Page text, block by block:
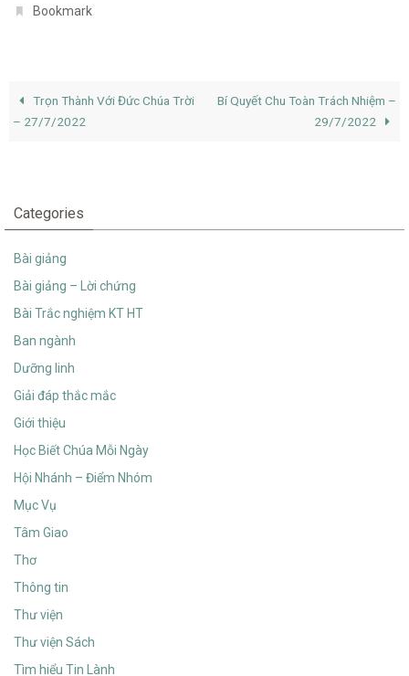
Bookmark
Trọn Thành Với Đức Chúa Trời
– 27/7/2022
Bí Quyết Chu Toàn Trách Nhiệm –
29/7/2022
Categories
Bài giảng
Bài giảng – Lời chứng
Bài Trắc nghiệm KT HT
Ban ngành
Dưỡng linh
Giải đáp thắc mắc
Giới thiệu
Học Biết Chúa Mỗi Ngày
Hội Nhánh – Điểm Nhóm
Mục Vụ
Tâm Giao
Thơ
Thông tin
Thư viện
Thư viện Sách
Tìm hiểu Tin Lành